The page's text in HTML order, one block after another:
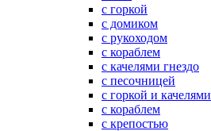
с горкой
с домиком
с рукоходом
с кораблем
с качелями гнездо
с песочницей
с горкой и качелями
с кораблем
с крепостью